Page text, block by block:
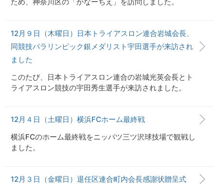
12月９日（木曜日）日本トライアスロン連合岩城会長、
同競技パラリンピック銀メダリスト宇田選手が来訪され
ました
このたび、日本トライアスロン連合の岩城光英会長とト
ライアスロン競技の宇田秀生選手が来訪されました。
12月４日（土曜日）横浜FCホーム最終戦
横浜FCのホーム最終戦をニッパツ三ツ沢球技場で観戦し
ました。
12月３日（金曜日）退任区連合町内会長感謝状贈呈式